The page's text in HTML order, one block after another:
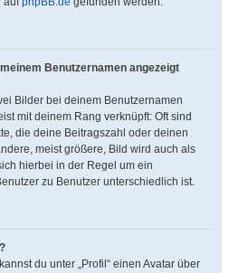
Benutzernamen angezeigt
Bilder bei deinem Benutzernamen
mit deinem Rang verknüpft: Oft sind
die deine Beitragszahl oder deinen
meist größere, Bild wird auch als
hierbei in der Regel um ein
zu Benutzer unterschiedlich ist.
du unter „Profil“ einen Avatar über